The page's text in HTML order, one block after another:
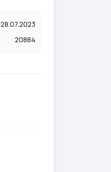
28.07.2023
20884